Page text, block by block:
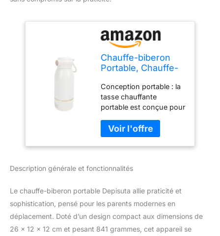
Chauffe-biberon
Portable, Chauffe-
Ml, Chauffe-biberon
de Voyage
Rechargeable à
Température
Constante,
Chauffe-biberon
sans Fil pour Lait
Préparation
Conception portable : la
tasse chauffante
portable est conçue pour
transportée grâce à sa
fonction sans fil, ce qui la
rend idéale pour nourrir
que vous êtes en
fassiez des courses ou
que vous voyagiez, cette
tasse est pratique et
pratique. Température
constante : le régulateur
Description générale et fonctionnalités
Le chauffe-biberon portable Depisuta allie praticité et
sophistication, pensé pour les parents modernes en
déplacement. Doté d’un design compact aux dimensions de
26 x 12 x 12 cm et pesant 841 grammes, cet appareil se